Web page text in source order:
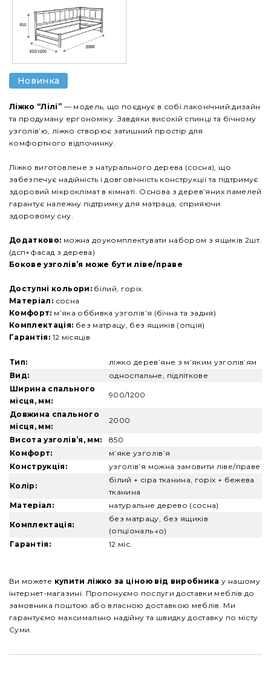
Новинка
Ліжко “Лілі” — модель, що поєднує в собі лаконічний дизайн
та продуману ергономіку. Завдяки високій спинці та бічному
узголів’ю, ліжко створює затишний простір для
комфортного відпочинку.
Ліжко виготовлене з натурального дерева (сосна), що
забезпечує надійність і довговічність конструкції та підтримує
здоровий мікроклімат в кімнаті. Основа з дерев’яних ламелей
гарантує належну підтримку для матраца, сприяючи
здоровому сну.
Додатково: можна доукомплектувати набором з ящиків 2шт.
(дсп+фасад з дерева)
Бокове узголів’я може бути ліве/праве
Доступні кольори:білий, горіх.
Матеріал: сосна
Комфорт: м’яка оббивка узголів’я (бічна та задня)
Комплектація: без матрацу, без ящиків (опція)
Гарантія: 12 місяців
Тип:
ліжко дерев’яне з м’яким узголів’ям
Вид:
односпальне, підліткове
Ширина спального
місця, мм:
900/1200
Довжина спального
місця, мм:
2000
Висота узголів’я, мм:
850
Комфорт:
м’яке узголів’я
Конструкція:
узголів’я можна замовити ліве/праве
Колір:
білий + сіра тканина, горіх + бежева
тканина
Матеріал:
натуральне дерево (сосна)
Комплектація:
без матрацу, без ящиків
(опціонально)
Гарантія:
12 міс.
Ви можете купити ліжко за ціною від виробника у нашому
інтернет-магазині. Пропонуємо послуги доставки меблів до
замовника поштою або власною доставкою меблів. Ми
гарантуємо максимально надійну та швидку доставку по місту
Суми.